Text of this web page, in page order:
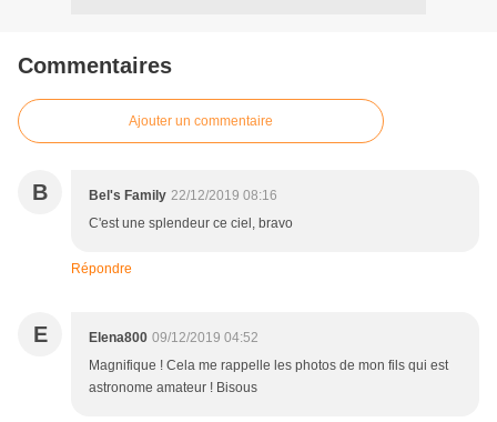
Commentaires
Ajouter un commentaire
B Bel's Family 22/12/2019 08:16
C'est une splendeur ce ciel, bravo
Répondre
E Elena800 09/12/2019 04:52
Magnifique ! Cela me rappelle les photos de mon fils qui est
astronome amateur ! Bisous